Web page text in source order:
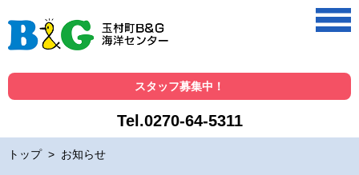
スタッフ募集中！
Tel.0270-64-5311
トップ > お知らせ